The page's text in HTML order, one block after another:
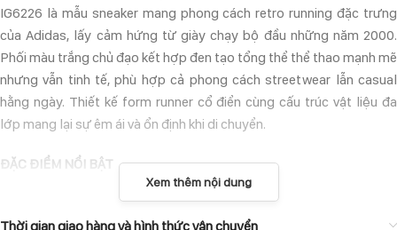
IG6226 là mẫu sneaker mang phong cách retro running đặc trưng
của Adidas, lấy cảm hứng từ giày chạy bộ đầu những năm 2000.
Phối màu trắng chủ đạo kết hợp đen tạo tổng thể thể thao mạnh mẽ
nhưng vẫn tinh tế, phù hợp cả phong cách streetwear lẫn casual
hằng ngày. Thiết kế form runner cổ điển cùng cấu trúc vật liệu đa
lớp mang lại sự êm ái và ổn định khi di chuyển.
ĐẶC ĐIỂM NỔI BẬT
• Upper phối mesh và vải tổng hợp tăng độ bền và thoáng khí.
• Đế giữa EVA hỗ trợ hấp thụ lực và tạo cảm giác êm chân.
Xem thêm nội dung
Thời gian giao hàng và hình thức vận chuyển